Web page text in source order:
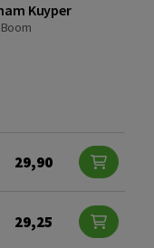
Kuyper
Boom
29,90
29,25